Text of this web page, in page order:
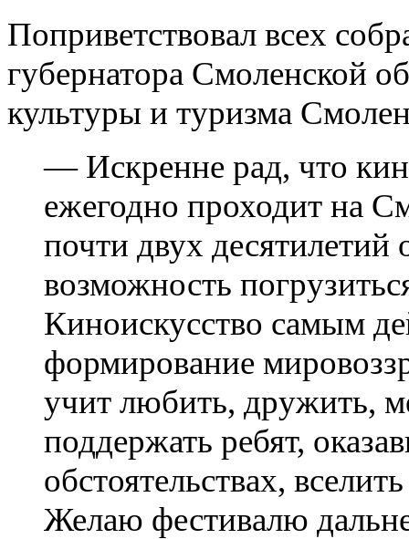
Поприветствовал всех
губернатора Смоленской
культуры и туризма
— Искренне рад, что
ежегодно проходит на
почти двух
возможность
Киноискусство самым
формирование
учит любить, дружить,
поддержать ребят,
обстоятельствах,
Желаю фестивалю